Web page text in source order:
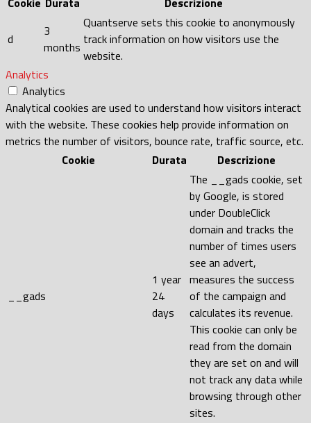
d
3
months
Quantserve sets this cookie to anonymously
track information on how visitors use the
website.
Analytics
Analytics
Analytical cookies are used to understand how visitors interact
with the website. These cookies help provide information on
metrics the number of visitors, bounce rate, traffic source, etc.
Cookie
Durata Descrizione
__gads
1 year
24
days
The __gads cookie, set
by Google, is stored
under DoubleClick
domain and tracks the
number of times users
see an advert,
measures the success
of the campaign and
calculates its revenue.
This cookie can only be
read from the domain
they are set on and will
not track any data while
browsing through other
sites.